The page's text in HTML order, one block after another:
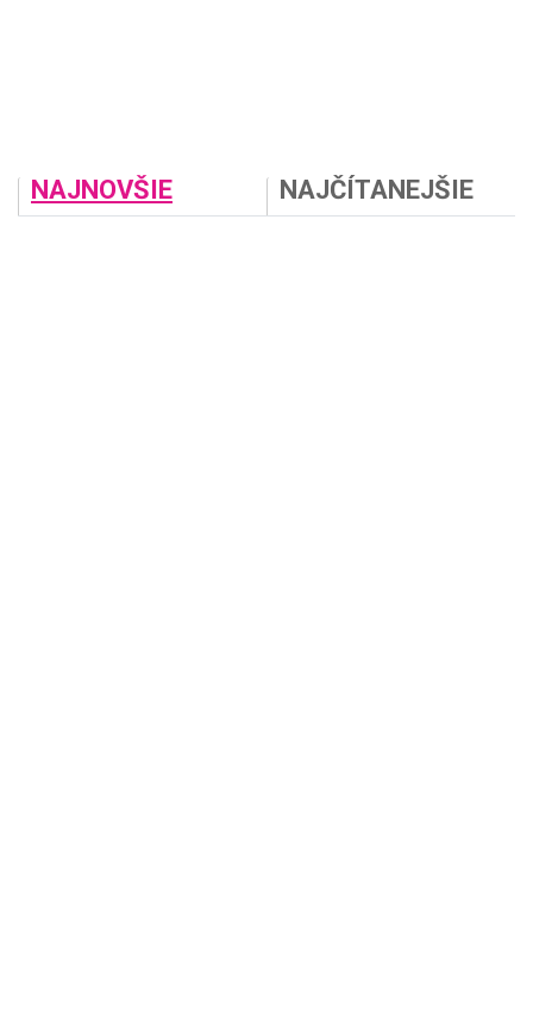
NAJNOVŠIE NAJČÍTANEJŠIE